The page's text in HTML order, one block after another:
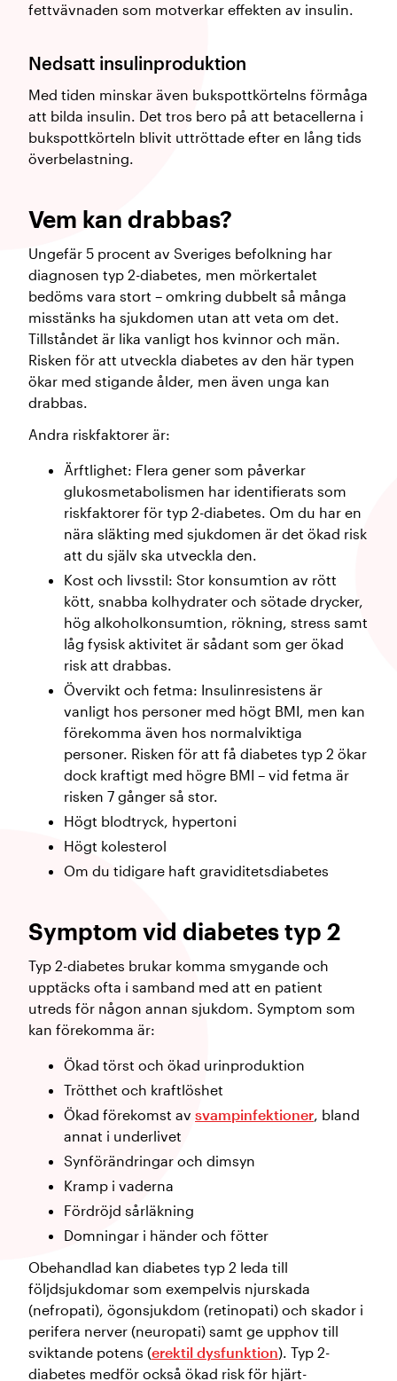
fettvävnaden som motverkar effekten av insulin.
Nedsatt insulinproduktion
Med tiden minskar även bukspottkörtelns förmåga
att bilda insulin. Det tros bero på att betacellerna i
bukspottkörteln blivit uttröttade efter en lång tids
överbelastning.
Vem kan drabbas?
Ungefär 5 procent av Sveriges befolkning har
diagnosen typ 2-diabetes, men mörkertalet
bedöms vara stort – omkring dubbelt så många
misstänks ha sjukdomen utan att veta om det.
Tillståndet är lika vanligt hos kvinnor och män.
Risken för att utveckla diabetes av den här typen
ökar med stigande ålder, men även unga kan
drabbas.
Andra riskfaktorer är:
Ärftlighet: Flera gener som påverkar
glukosmetabolismen har identifierats som
riskfaktorer för typ 2-diabetes. Om du har en
nära släkting med sjukdomen är det ökad risk
att du själv ska utveckla den.
Kost och livsstil: Stor konsumtion av rött
kött, snabba kolhydrater och sötade drycker,
hög alkoholkonsumtion, rökning, stress samt
låg fysisk aktivitet är sådant som ger ökad
risk att drabbas.
Övervikt och fetma: Insulinresistens är
vanligt hos personer med högt BMI, men kan
förekomma även hos normalviktiga
personer. Risken för att få diabetes typ 2 ökar
dock kraftigt med högre BMI – vid fetma är
risken 7 gånger så stor.
Högt blodtryck, hypertoni
Högt kolesterol
Om du tidigare haft graviditetsdiabetes
Symptom vid diabetes typ 2
Typ 2-diabetes brukar komma smygande och
upptäcks ofta i samband med att en patient
utreds för någon annan sjukdom. Symptom som
kan förekomma är:
Ökad törst och ökad urinproduktion
Trötthet och kraftlöshet
Ökad förekomst av svampinfektioner, bland
annat i underlivet
Synförändringar och dimsyn
Kramp i vaderna
Fördröjd sårläkning
Domningar i händer och fötter
Obehandlad kan diabetes typ 2 leda till
följdsjukdomar som exempelvis njurskada
(nefropati), ögonsjukdom (retinopati) och skador i
perifera nerver (neuropati) samt ge upphov till
sviktande potens (erektil dysfunktion). Typ 2-
diabetes medför också ökad risk för hjärt-